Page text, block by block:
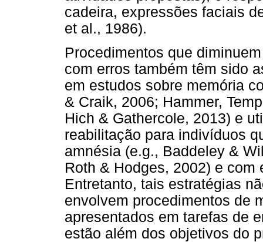
cadeira, expressões faciais
et al., 1986).
Procedimentos que
com erros também têm sido
em estudos sobre memória
& Craik, 2006; Hammer,
Hich & Gathercole, 2013) e
reabilitação para indivíduos
amnésia (e.g., Baddeley &
Roth & Hodges, 2002) e
Entretanto, tais estratégias
envolvem procedimentos de
apresentados em tarefas de
estão além dos objetivos do